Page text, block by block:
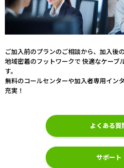
ご加入前のプランのご相談から、加入後
地域密着のフットワークで 快適なケーブ
す。
無料のコールセンターや加入者専用イン
充実！
よくある質
サポート